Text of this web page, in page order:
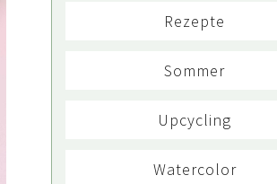
Rezepte
Sommer
Upcycling
Watercolor